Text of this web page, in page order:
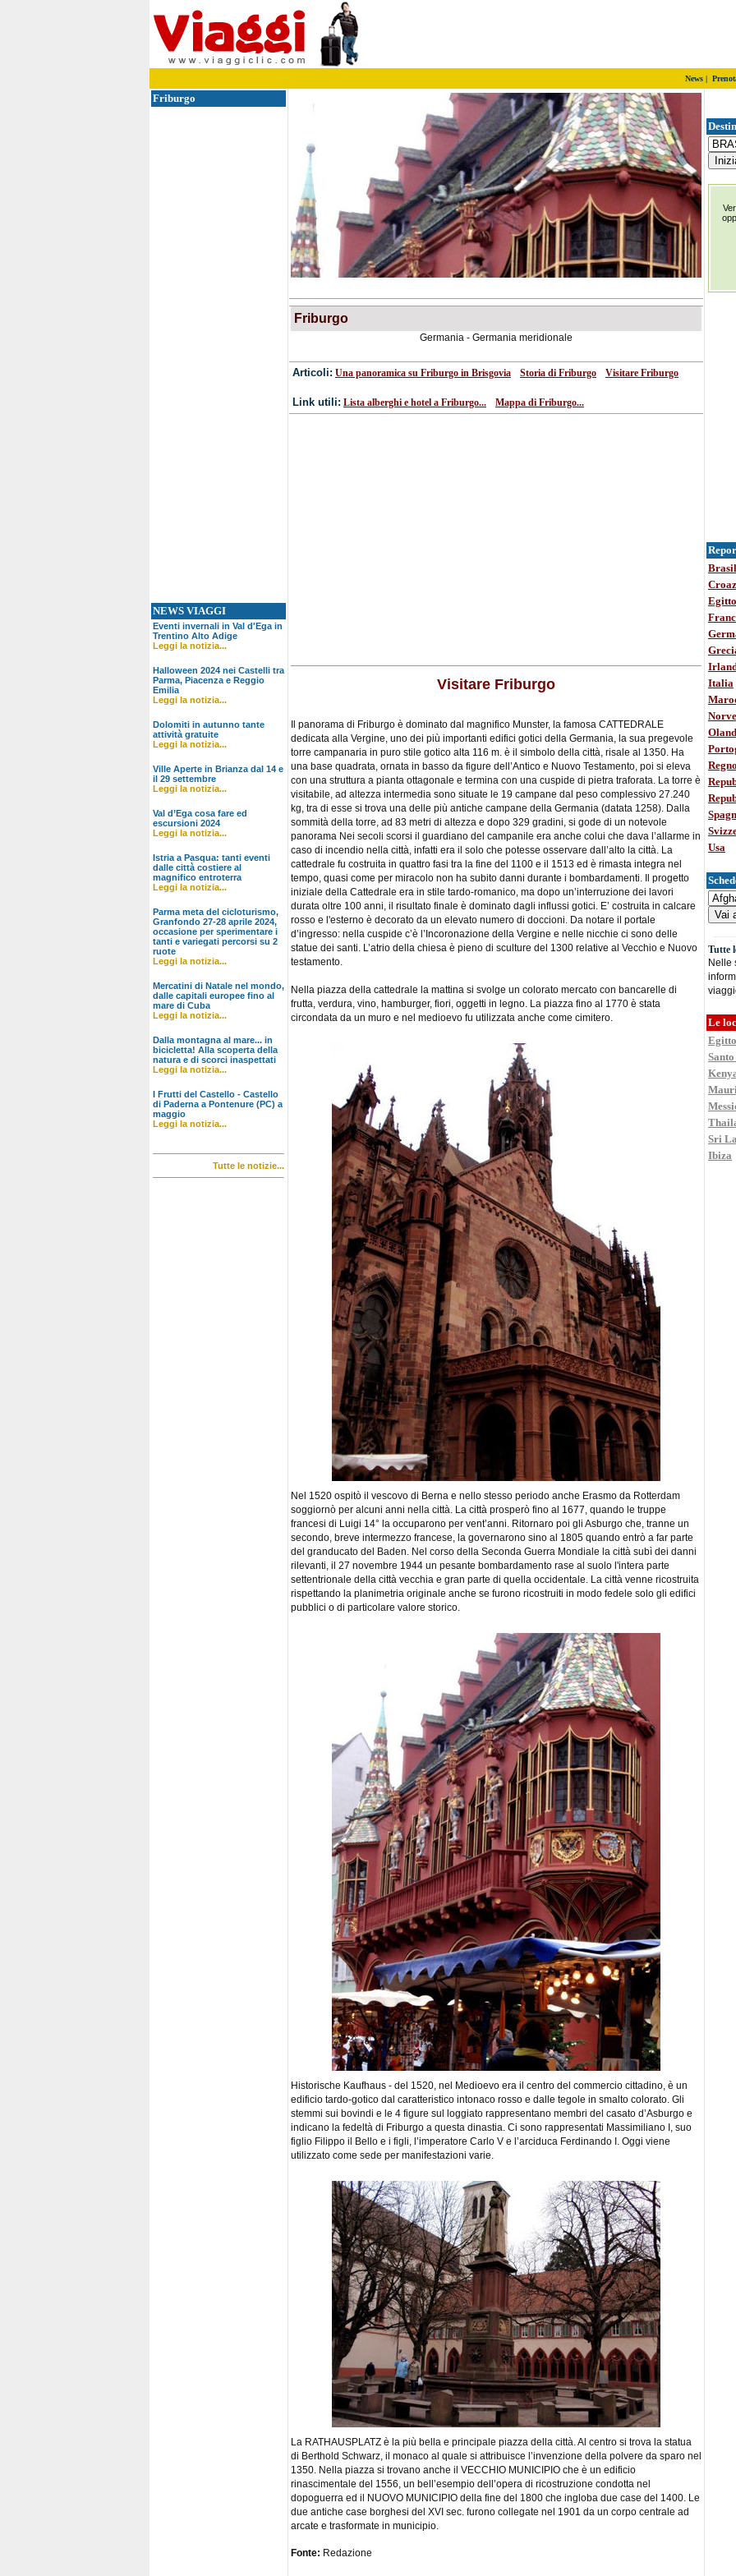
News |
Friburgo
NEWS VIAGGI
Eventi invernali in Val d'Ega in
Trentino Alto Adige
Leggi la notizia...
Halloween 2024 nei Castelli tra
Parma, Piacenza e Reggio
Emilia
Leggi la notizia...
Dolomiti in autunno tante
attività gratuite
Leggi la notizia...
Ville Aperte in Brianza dal 14 e
il 29 settembre
Leggi la notizia...
Val d’Ega cosa fare ed
escursioni 2024
Leggi la notizia...
Istria a Pasqua: tanti eventi
dalle città costiere al
magnifico entroterra
Leggi la notizia...
Parma meta del cicloturismo,
Granfondo 27-28 aprile 2024,
occasione per sperimentare i
tanti e variegati percorsi su 2
ruote
Leggi la notizia...
Mercatini di Natale nel mondo,
dalle capitali europee fino al
mare di Cuba
Leggi la notizia...
Dalla montagna al mare... in
bicicletta! Alla scoperta della
natura e di scorci inaspettati
Leggi la notizia...
I Frutti del Castello - Castello
di Paderna a Pontenure (PC) a
maggio
Leggi la notizia...
Tutte le notizie...
Friburgo
Germania - Germania meridionale
Articoli: Una panoramica su Friburgo in Brisgovia Storia di Friburgo Visitare Friburgo
Link utili: Lista alberghi e hotel a Friburgo... Mappa di Friburgo...
Visitare Friburgo
Il panorama di Friburgo è dominato dal magnifico Munster, la famosa CATTEDRALE
dedicata alla Vergine, uno dei più importanti edifici gotici della Germania, la sua pregevole
torre campanaria in puro stile gotico alta 116 m. è il simbolo della città, risale al 1350. Ha
una base quadrata, ornata in basso da figure dell’Antico e Nuovo Testamento, poi si eleva
con una struttura a pianta ottagonale e termina con una cuspide di pietra traforata. La torre è
visitabile, ad altezza intermedia sono situate le 19 campane dal peso complessivo 27.240
kg, tra di esse si trova una delle più antiche campane della Germania (datata 1258). Dalla
sommità della torre, ad 83 metri di altezza e dopo 329 gradini, si gode di un notevole
panorama Nei secoli scorsi il guardiano del campanile era anche colui che dava l’allarme in
caso di incendio nella città, infatti era il solo che potesse osservare dall’alto la città. La
cattedrale fu costruita in quattro fasi tra la fine del 1100 e il 1513 ed è rimasta integra nel
tempo, quasi come per miracolo non ha subito danni durante i bombardamenti. Il progetto
iniziale della Cattedrale era in stile tardo-romanico, ma dopo un’interruzione dei lavori
durata oltre 100 anni, il risultato finale è dominato dagli influssi gotici. E’ costruita in calcare
rosso e l'esterno è decorato da un elevato numero di doccioni. Da notare il portale
d’ingresso: nella cuspide c’è l’Incoronazione della Vergine e nelle nicchie ci sono delle
statue dei santi. L’atrio della chiesa è pieno di sculture del 1300 relative al Vecchio e Nuovo
testamento.
Nella piazza della cattedrale la mattina si svolge un colorato mercato con bancarelle di
frutta, verdura, vino, hamburger, fiori, oggetti in legno. La piazza fino al 1770 è stata
circondata da un muro e nel medioevo fu utilizzata anche come cimitero.
Nel 1520 ospitò il vescovo di Berna e nello stesso periodo anche Erasmo da Rotterdam
soggiornò per alcuni anni nella città. La città prosperò fino al 1677, quando le truppe
francesi di Luigi 14° la occuparono per vent’anni. Ritornaro poi gli Asburgo che, tranne un
secondo, breve intermezzo francese, la governarono sino al 1805 quando entrò a far parte
del granducato del Baden. Nel corso della Seconda Guerra Mondiale la città subì dei danni
rilevanti, il 27 novembre 1944 un pesante bombardamento rase al suolo l'intera parte
settentrionale della città vecchia e gran parte di quella occidentale. La città venne ricostruita
rispettando la planimetria originale anche se furono ricostruiti in modo fedele solo gli edifici
pubblici o di particolare valore storico.
Historische Kaufhaus - del 1520, nel Medioevo era il centro del commercio cittadino, è un
edificio tardo-gotico dal caratteristico intonaco rosso e dalle tegole in smalto colorato. Gli
stemmi sui bovindi e le 4 figure sul loggiato rappresentano membri del casato d’Asburgo e
indicano la fedeltà di Friburgo a questa dinastia. Ci sono rappresentati Massimiliano I, suo
figlio Filippo il Bello e i figli, l’imperatore Carlo V e l’arciduca Ferdinando I. Oggi viene
utilizzato come sede per manifestazioni varie.
La RATHAUSPLATZ è la più bella e principale piazza della città. Al centro si trova la statua
di Berthold Schwarz, il monaco al quale si attribuisce l’invenzione della polvere da sparo nel
1350. Nella piazza si trovano anche il VECCHIO MUNICIPIO che è un edificio
rinascimentale del 1556, un bell’esempio dell’opera di ricostruzione condotta nel
dopoguerra ed il NUOVO MUNICIPIO della fine del 1800 che ingloba due case del 1400. Le
due antiche case borghesi del XVI sec. furono collegate nel 1901 da un corpo centrale ad
arcate e trasformate in municipio.
Fonte: Redazione
Egitto
Italia
Usa
Tutte
Nelle
Le
Egitto
Sri
Ibiza